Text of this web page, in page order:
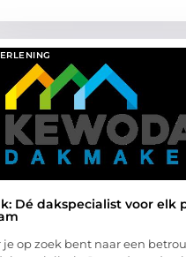
Dé dakspecialist voor elk
je op zoek bent naar een